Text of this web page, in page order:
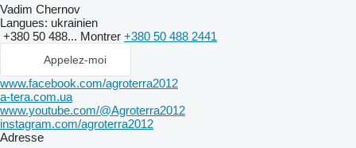
Vadim Chernov
Langues: ukrainien
+380 50 488... Montrer +380 50 488 2441
Appelez-moi
www.facebook.com/agroterra2012
a-tera.com.ua
www.youtube.com/@Agroterra2012
instagram.com/agroterra2012
Adresse